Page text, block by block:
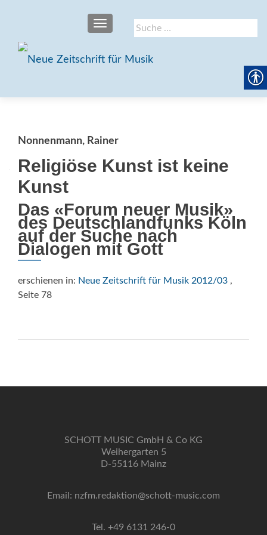
Suche
nach:
SCHALTE NAVIGATION
Nonnenmann, Rainer
Religiöse Kunst ist keine
Kunst
Das «Forum neuer Musik»
des Deutschlandfunks Köln
auf der Suche nach
Dialogen mit Gott
erschienen in: Neue Zeitschrift für Musik 2012/03 ,
Seite 78
SCHOTT MUSIC GmbH & Co KG
Weihergarten 5
D-55116 Mainz
Email: nzfm.redaktion@schott-music.com
Tel. +49 6131 246-0